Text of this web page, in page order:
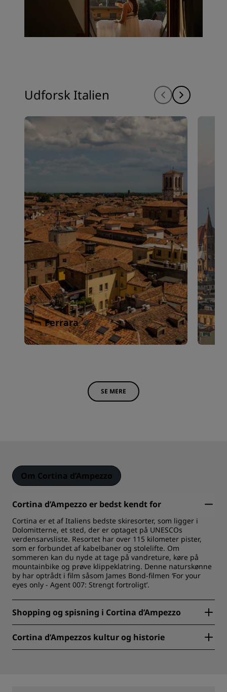
Udforsk Italien
Ferrara
SE MERE
Om Cortina d’Ampezzo
Cortina d’Ampezzo er bedst kendt for
Cortina er et af Italiens bedste skiresorter, som ligger i
Dolomitterne, et sted, der er optaget på UNESCOs
verdensarvsliste. Resortet har over 115 kilometer pister,
som er forbundet af kabelbaner og stolelifte. Om
sommeren kan du nyde at tage på vandreture, køre på
mountainbike og prøve klippeklatring. Denne naturskønne
by har optrådt i film såsom James Bond-filmen ‘For your
eyes only - Agent 007: Strengt fortroligt’.
Shopping og spisning i Cortina d’Ampezzo
Italia byder på over 75 eksklusive butikker og det
omfattende stormagasin Cortina Cooperativa. Nyd
Cortina d’Ampezzos kultur og historie